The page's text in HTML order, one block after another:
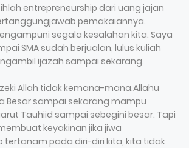
entrepreneurship dari uang jajan
pemakaiannya.
segala kesalahan kita. Saya
SMA sudah berjualan, lulus kuliah
ijazah sampai sekarang.
Allah tidak kemana-mana.Allahu
Besar sampai sekarang mampu
Tauhiid sampai sebegini besar. Tapi
keyakinan jika jiwa
tertanam pada diri-diri kita, kita tidak